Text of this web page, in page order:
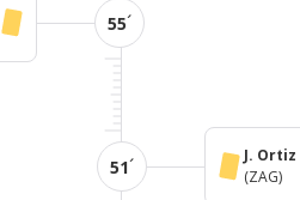
55´
51´ J. Ortiz
(ZAG)